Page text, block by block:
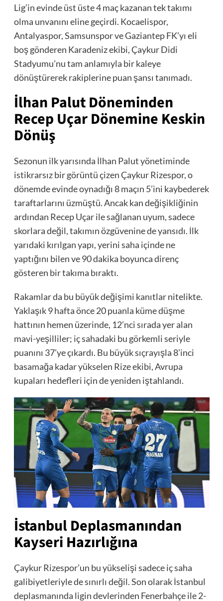
Lig’in evinde üst üste 4 maç kazanan tek takımı
olma unvanını eline geçirdi. Kocaelispor,
Antalyaspor, Samsunspor ve Gaziantep FK’yı eli
boş gönderen Karadeniz ekibi, Çaykur Didi
Stadyumu’nu tam anlamıyla bir kaleye
dönüştürerek rakiplerine puan şansı tanımadı.
İlhan Palut Döneminden
Recep Uçar Dönemine Keskin
Dönüş
Sezonun ilk yarısında İlhan Palut yönetiminde
istikrarsız bir görüntü çizen Çaykur Rizespor, o
dönemde evinde oynadığı 8 maçın 5’ini kaybederek
taraftarlarını üzmüştü. Ancak kan değişikliğinin
ardından Recep Uçar ile sağlanan uyum, sadece
skorlara değil, takımın özgüvenine de yansıdı. İlk
yarıdaki kırılgan yapı, yerini saha içinde ne
yaptığını bilen ve 90 dakika boyunca direnç
gösteren bir takıma bıraktı.
Rakamlar da bu büyük değişimi kanıtlar nitelikte.
Yaklaşık 9 hafta önce 20 puanla küme düşme
hattının hemen üzerinde, 12’nci sırada yer alan
mavi-yeşilliler; iç sahadaki bu görkemli seriyle
puanını 37’ye çıkardı. Bu büyük sıçrayışla 8’inci
basamağa kadar yükselen Rize ekibi, Avrupa
kupaları hedefleri için de yeniden iştahlandı.
İstanbul Deplasmanından
Kayseri Hazırlığına
Çaykur Rizespor’un bu yükselişi sadece iç saha
galibiyetleriyle de sınırlı değil. Son olarak İstanbul
deplasmanında ligin devlerinden Fenerbahçe ile 2-